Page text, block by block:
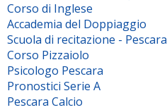
Corso di Inglese
Accademia del Doppiaggio
Scuola di recitazione - Pescara
Corso Pizzaiolo
Psicologo Pescara
Pronostici Serie A
Pescara Calcio